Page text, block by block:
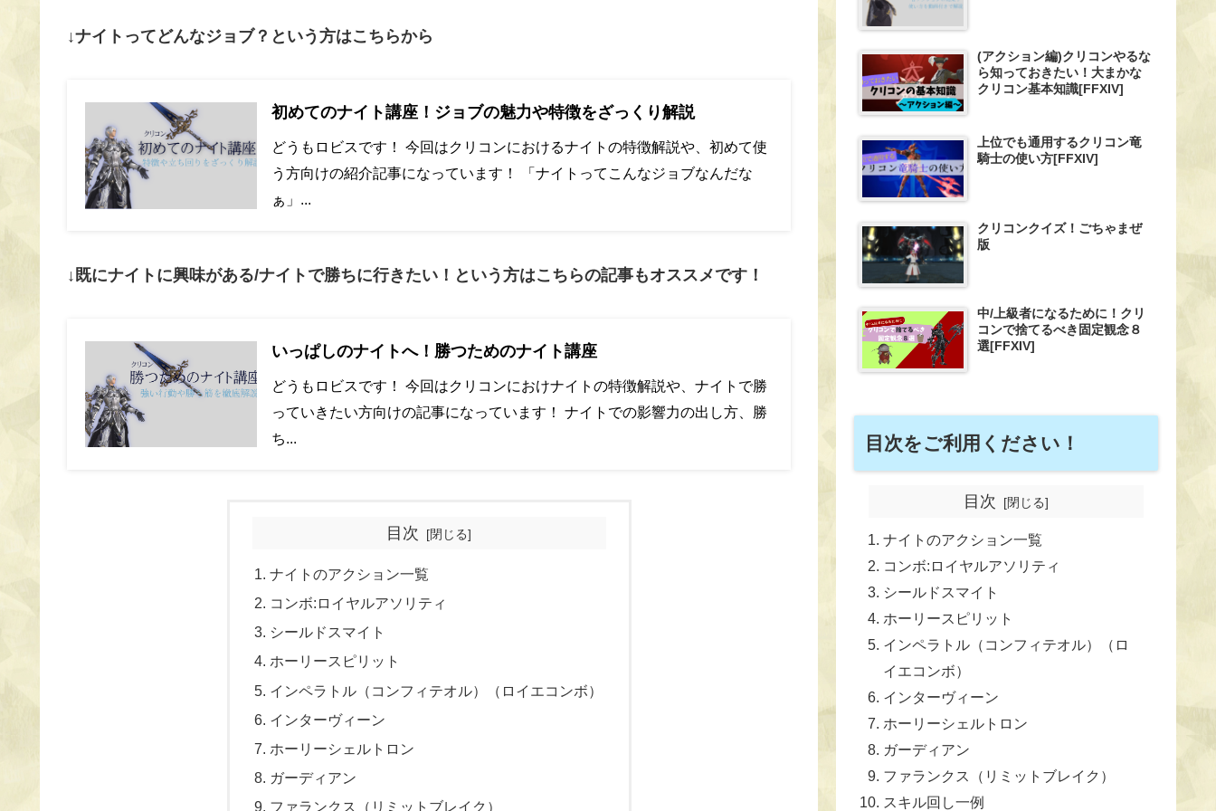
↓ナイトってどんなジョブ？という方はこちらから
初めてのナイト講座！ジョブの魅力や特徴をざっくり解説
どうもロビスです！ 今回はクリコンにおけるナイトの特徴解説や、初めて使
う方向けの紹介記事になっています！ 「ナイトってこんなジョブなんだな
ぁ」...
↓既にナイトに興味がある/ナイトで勝ちに行きたい！という方はこちらの記事もオススメです！
いっぱしのナイトへ！勝つためのナイト講座
どうもロビスです！ 今回はクリコンにおけナイトの特徴解説や、ナイトで勝
っていきたい方向けの記事になっています！ ナイトでの影響力の出し方、勝
ち...
目次
ナイトのアクション一覧
コンボ:ロイヤルアソリティ
シールドスマイト
ホーリースピリット
インペラトル（コンフィテオル）（ロイエコンボ）
インターヴィーン
ホーリーシェルトロン
ガーディアン
ファランクス（リミットブレイク）
(アクション編)クリコンやるな
ら知っておきたい！大まかな
クリコン基本知識[FFXIV]
上位でも通用するクリコン竜
騎士の使い方[FFXIV]
クリコンクイズ！ごちゃまぜ
版
中/上級者になるために！クリ
コンで捨てるべき固定観念８
選[FFXIV]
目次をご利用ください！
目次
ナイトのアクション一覧
コンボ:ロイヤルアソリティ
シールドスマイト
ホーリースピリット
インペラトル（コンフィテオル）（ロ
イエコンボ）
インターヴィーン
ホーリーシェルトロン
ガーディアン
ファランクス（リミットブレイク）
スキル回し一例